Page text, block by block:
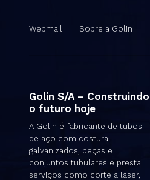
Webmail Sobre a Golin
Golin S/A – Construindo
o futuro hoje
A Golin é fabricante de tubos
de aço com costura,
galvanizados, peças e
conjuntos tubulares e presta
serviços como corte a laser,